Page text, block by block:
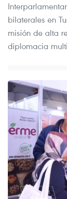
bilaterales en
misión de alta
diplomacia